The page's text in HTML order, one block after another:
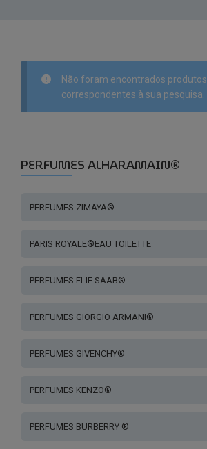
Não foram encontrados produtos
correspondentes à sua pesquisa.
PERFUMES ALHARAMAIN®
PERFUMES ZIMAYA®
PARIS ROYALE®EAU TOILETTE
PERFUMES ELIE SAAB®
PERFUMES GIORGIO ARMANI®
PERFUMES GIVENCHY®
PERFUMES KENZO®
PERFUMES BURBERRY ®